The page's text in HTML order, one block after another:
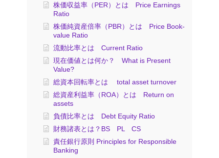
株価収益率（PER）とは Price Earnings
Ratio
株価純資産倍率（PBR）とは Price Book-
value Ratio
流動比率とは Current Ratio
現在価値とは何か？ What is Present
Value?
総資本回転率とは total asset turnover
総資産利益率（ROA）とは Return on
assets
負債比率とは Debt Equity Ratio
財務諸表とは？BS PL CS
責任銀行原則 Principles for Responsible
Banking